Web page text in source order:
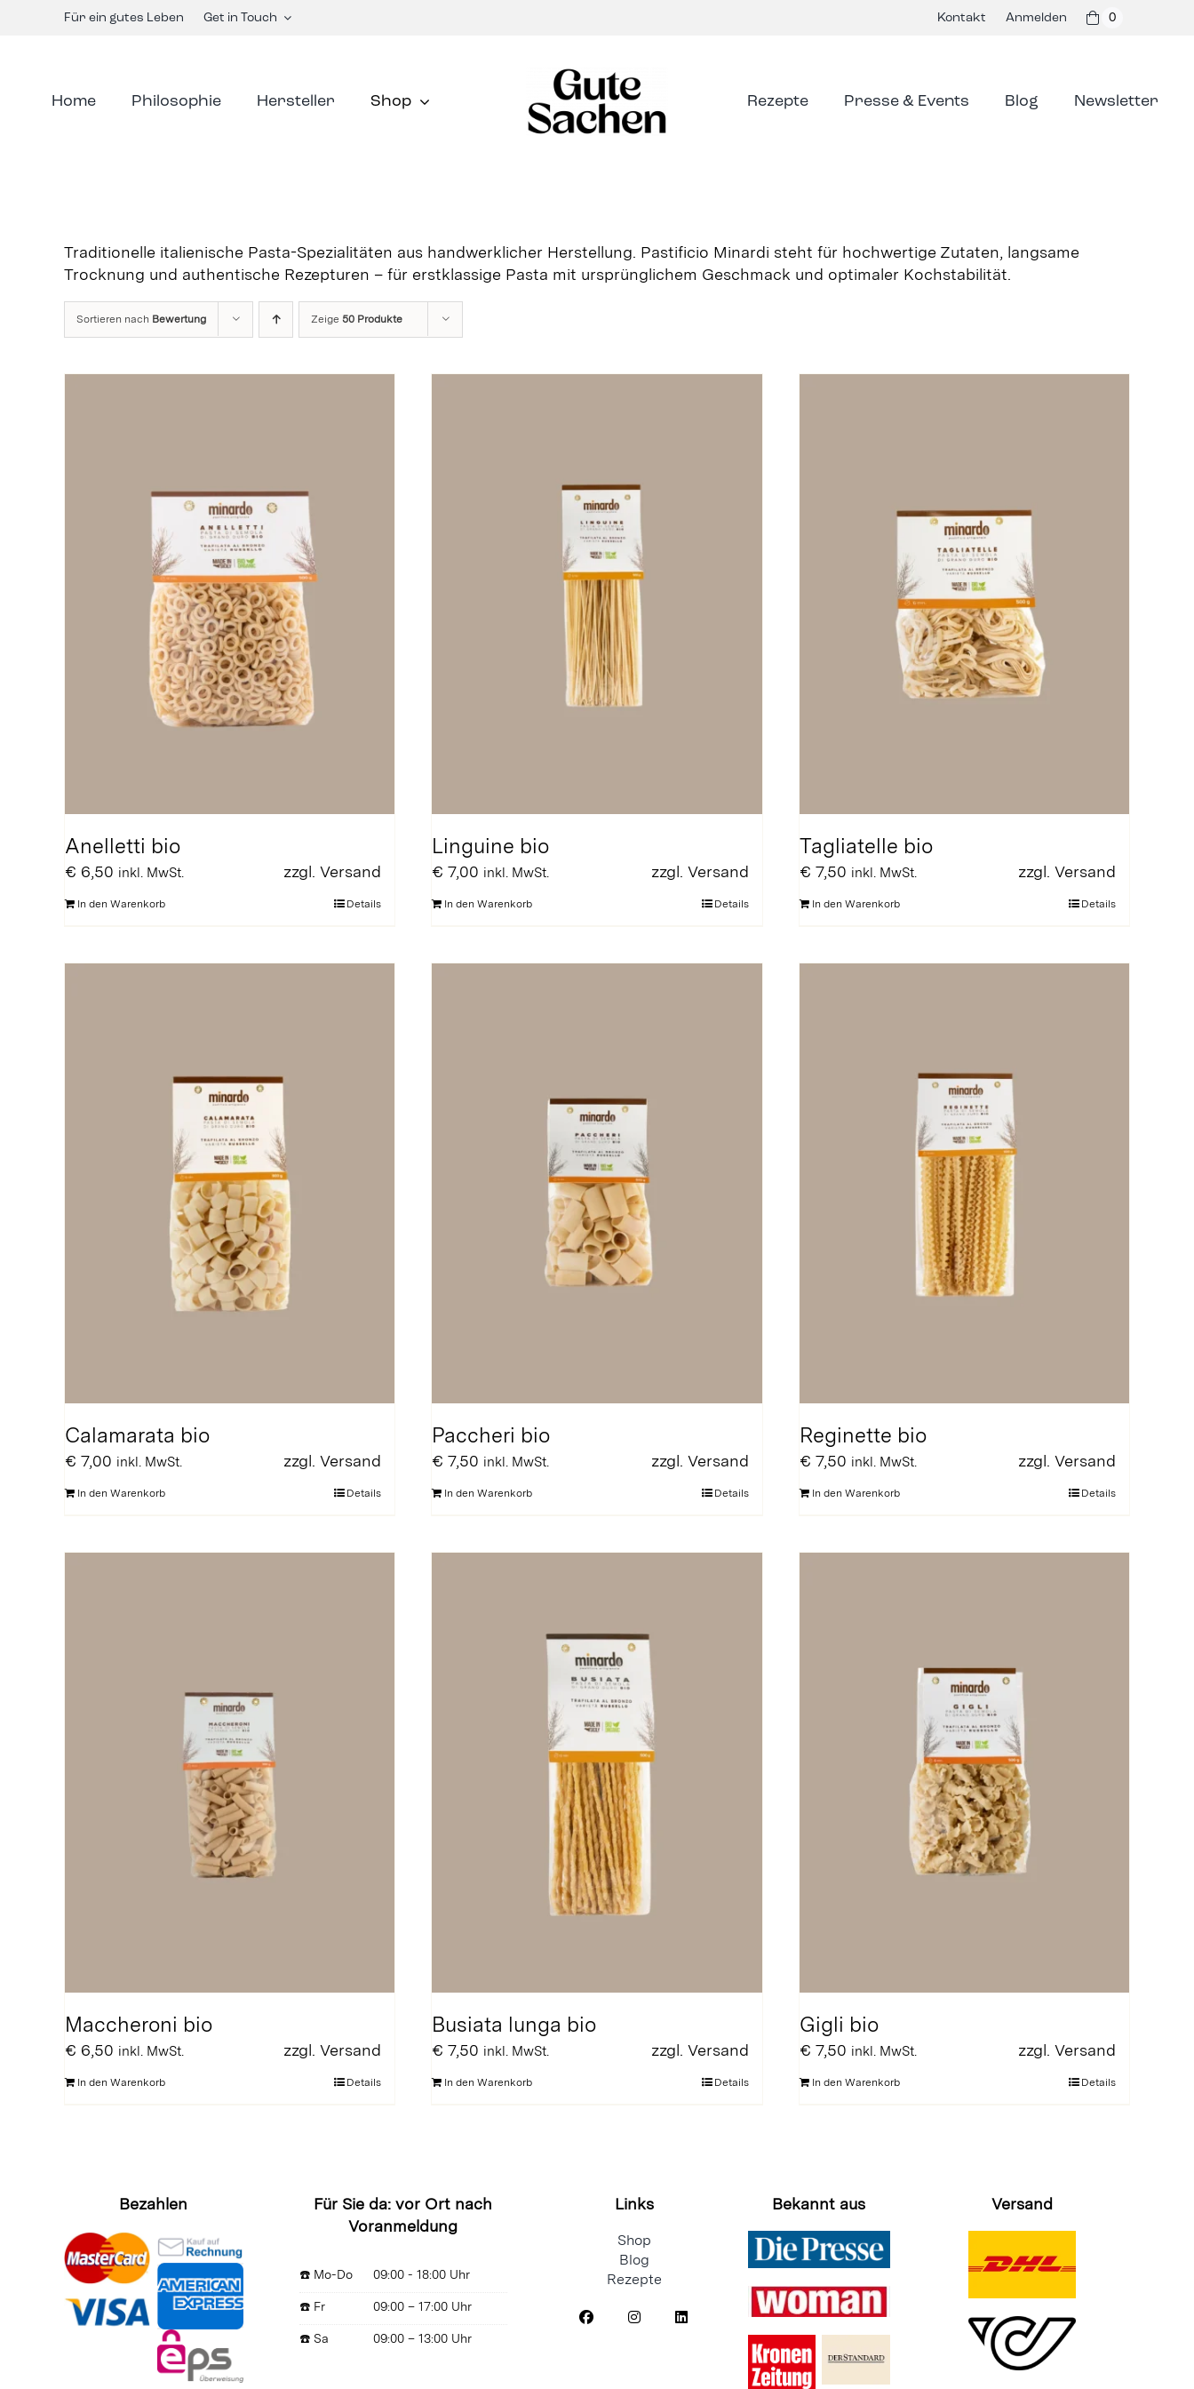
Für ein gutes Leben Get in Touch Kontakt Anmelden 0
Home Philosophie Hersteller Shop Rezepte Presse & Events Blog Newsletter
Traditionelle italienische Pasta-Spezialitäten aus handwerklicher Herstellung. Pastificio Minardi steht für hochwertige Zutaten, langsame
Trocknung und authentische Rezepturen – für erstklassige Pasta mit ursprünglichem Geschmack und optimaler Kochstabilität.
Sortieren nach Bewertung Zeige 50 Produkte
Anelletti bio
€ 6,50 inkl. MwSt. zzgl.Versand
In den Warenkorb Details
Linguine bio
€ 7,00 inkl. MwSt. zzgl. Versand
In den Warenkorb Details
Tagliatelle bio
€ 7,50 inkl. MwSt. zzgl. Versand
In den Warenkorb Details
Calamarata bio
€ 7,00 inkl. MwSt. zzgl.Versand
In den Warenkorb Details
Paccheri bio
€ 7,50 inkl. MwSt. zzgl. Versand
In den Warenkorb Details
Reginette bio
€ 7,50 inkl. MwSt. zzgl. Versand
In den Warenkorb Details
Maccheroni bio
€ 6,50 inkl. MwSt. zzgl.Versand
In den Warenkorb Details
Busiata lunga bio
€ 7,50 inkl. MwSt. zzgl. Versand
In den Warenkorb Details
Gigli bio
€ 7,50 inkl. MwSt. zzgl. Versand
In den Warenkorb Details
Bezahlen
Für Sie da: vor Ort nach
Voranmeldung
☎️ Mo-Do 09:00 - 18:00 Uhr
☎️ Fr 09:00 – 17:00 Uhr
☎️ Sa 09:00 – 13:00 Uhr
Links
Shop
Blog
Rezepte
Bekannt aus Versand